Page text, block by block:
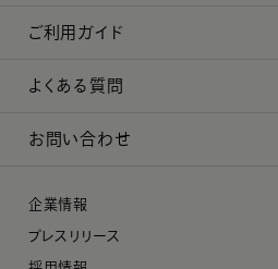
ご利用ガイド
よくある質問
お問い合わせ
企業情報
プレスリリース